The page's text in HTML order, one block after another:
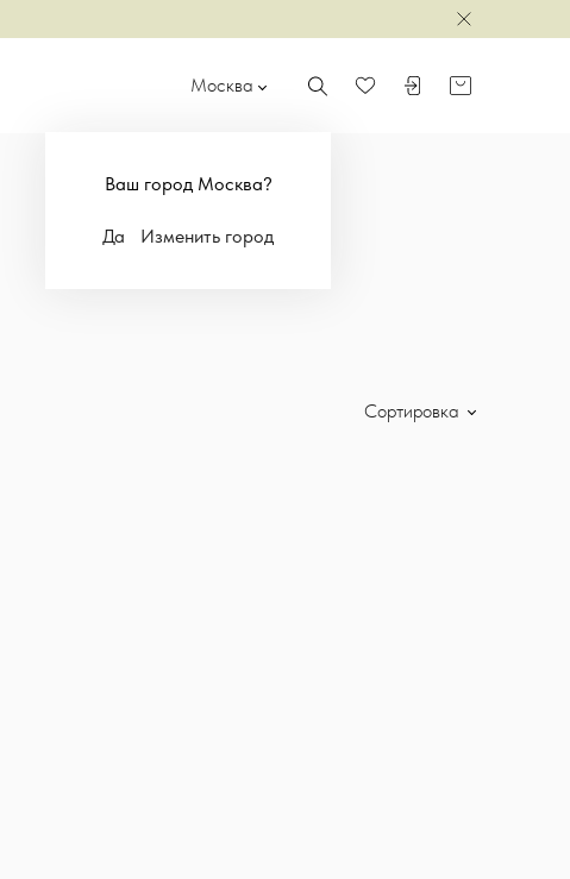
Закрыть
Москва
Ваш город Москва?
Да Изменить город
Поиск ИзбранноеВойти или
Корзина
Сортировка